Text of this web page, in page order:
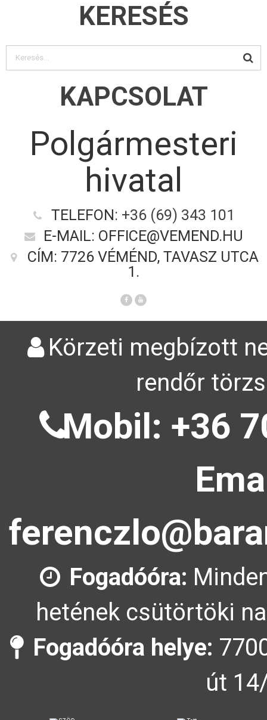
KERESÉS
KAPCSOLAT
Polgármesteri
hivatal
TELEFON: +36 (69) 343 101
E-MAIL: OFFICE@VEMEND.HU
CÍM: 7726 VÉMÉND, TAVASZ UTCA
1.
Körzeti megbízott
rendőr
Mobil: +36
Fogadóóra:
hetének csütörtöki
Fogadóóra helye:
út